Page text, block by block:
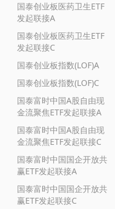
国泰创业板医药卫生ETF
发起联接A
国泰创业板医药卫生ETF
发起联接C
国泰创业板指数(LOF)A
国泰创业板指数(LOF)C
国泰富时中国A股自由现
金流聚焦ETF发起联接A
国泰富时中国A股自由现
金流聚焦ETF发起联接C
国泰富时中国国企开放共
赢ETF发起联接A
国泰富时中国国企开放共
赢ETF发起联接C